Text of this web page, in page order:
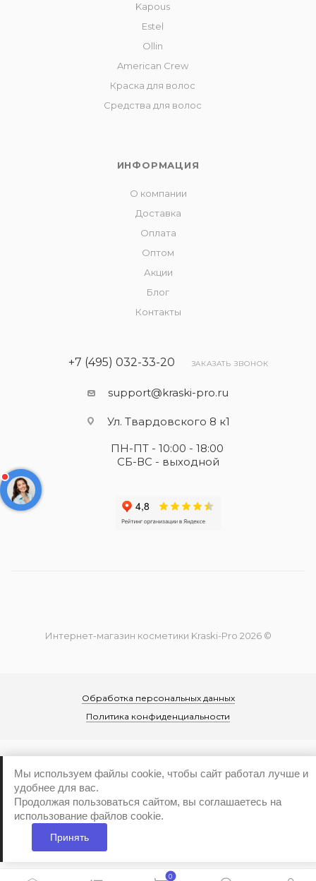
Kapous
Estel
Ollin
American Crew
Краска для волос
Средства для волос
ИНФОРМАЦИЯ
О компании
Доставка
Оплата
Оптом
Акции
Блог
Контакты
+7 (495) 032-33-20 ЗАКАЗАТЬ ЗВОНОК
support@kraski-pro.ru
Ул. Твардовского 8 к1
ПН-ПТ - 10:00 - 18:00
СБ-ВС - выходной
Интернет-магазин косметики Kraski-Pro 2026 ©
Обработка персональных данных
Политика конфиденциальности
Мы используем файлы cookie, чтобы сайт работал лучше и
удобнее для вас.
Продолжая пользоваться сайтом, вы соглашаетесь на
использование файлов cookie.
Принять
0